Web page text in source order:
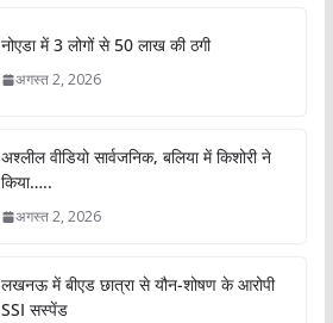
नोएडा में 3 लोगों से 50 लाख की ठगी
अगस्त 2, 2026
अश्लील वीडियो सार्वजनिक, बलिया में किशोरी ने
किया…..
अगस्त 2, 2026
लखनऊ में बीएड छात्रा से यौन-शोषण के आरोपी
SSI सस्पेंड